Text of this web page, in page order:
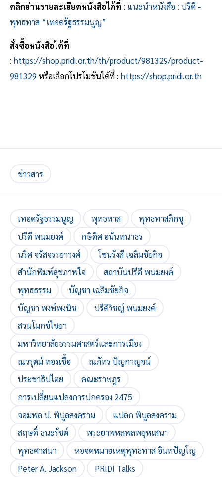
คลิกอ่านรายละเอียดหนังสือได้ที่ : แนะนำหนังสือ : ปรีดี -
พุทธทาส “เทอดรัฐธรรมนูญ”
สั่งซื้อหนังสือได้ที่
: https://shop.pridi.or.th/th/product/981329/product-
981329 หรือเลือกโปรโมชันได้ที่ : https://shop.pridi.or.th
ข่าวสาร
เทอดรัฐธรรมนูญ พุทธทาส
พุทธทาสภิกขุ
ปรีดี พนมยงค์
กษิดิศ อนันทนาธร
นริศ จรัสจรรยาวงศ์
โชนรังสี เฉลิมชัยกิจ
สำนักพิมพ์สุขภาพใจ
สถาบันปรีดี พนมยงค์
พุทธธรรม
บัญชา เฉลิมชัยกิจ
บัญชา พงษ์พงนิช
ปรีดิวิชญ์ พนมยงค์
สวนโมกข์ไชยา
มหาวิทยาลัยธรรมศาสตร์และการเมือง
ณวรุตม์ ทองเชื้อ
ณภัทร ปัญกาญจน์
ประชาธิปไตย
คณะราษฎร
การเปลี่ยนแปลงการปกครอง 2475
จอมพล ป. พิบูลสงคราม
แปลก พิบูลสงคราม
สฤษดิ์ ธนะรัชต์
พระยาพหลพลพยุหเสนา
พุทธศาสนา
หอจดหมายเหตุพุทธทาส อินทปัญโญ
Peter A. Jackson
PRIDI Talks